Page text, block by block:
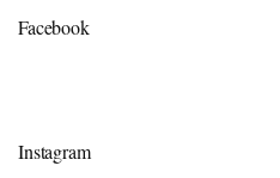
Facebook
Instagram